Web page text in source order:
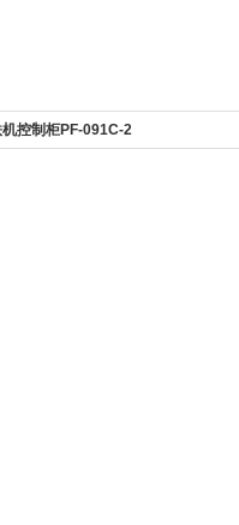
控制柜PF-091C-2